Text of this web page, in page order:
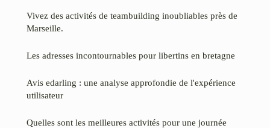
Vivez des activités de teambuilding inoubliables près de
Marseille.
Les adresses incontournables pour libertins en bretagne
Avis edarling : une analyse approfondie de l'expérience
utilisateur
Quelles sont les meilleures activités pour une journée